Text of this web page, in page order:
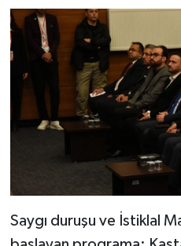
Saygı duruşu ve İstiklal
Karadeniz Haberleri
Ulusal Haberler
Teknoloji Haberleri
Siyaset Haberleri
Dünya Haberleri